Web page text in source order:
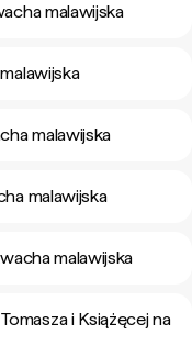
malawijska
malawijska
malawijska
malawijska
i Książęcej na